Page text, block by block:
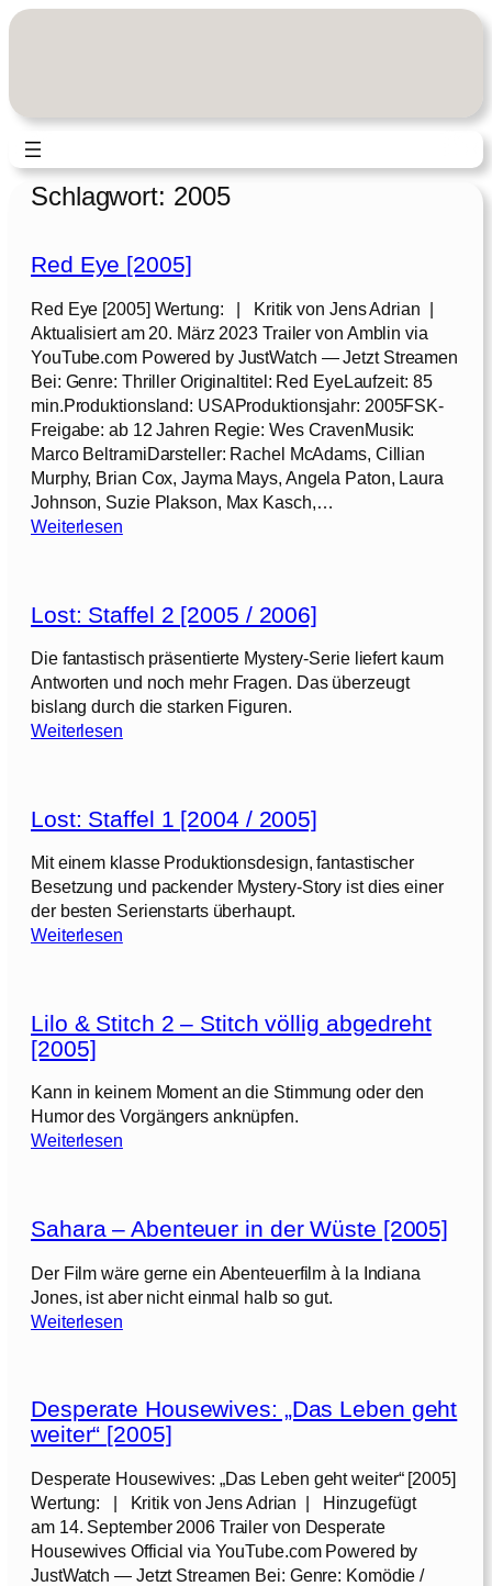
Zum
Schlagwort: 2005
Red Eye [2005]
Red Eye [2005] Wertung: | Kritik von Jens Adrian |
Aktualisiert am 20. März 2023 Trailer von Amblin via
YouTube.com Powered by JustWatch — Jetzt Streamen
Bei: Genre: Thriller Originaltitel: Red EyeLaufzeit: 85
min.Produktionsland: USAProduktionsjahr: 2005FSK-
Freigabe: ab 12 Jahren Regie: Wes CravenMusik:
Marco BeltramiDarsteller: Rachel McAdams, Cillian
Murphy, Brian Cox, Jayma Mays, Angela Paton, Laura
Johnson, Suzie Plakson, Max Kasch,…
Weiterlesen:
E
e
[
2
0
]
Lost: Staffel 2 [2005 / 2006]
Die fantastisch präsentierte Mystery-Serie liefert kaum
Antworten und noch mehr Fragen. Das überzeugt
bislang durch die starken Figuren.
Weiterlesen:
t
S
t
a
f
l
[
2
0
/
0
0
6
Lost: Staffel 1 [2004 / 2005]
Mit einem klasse Produktionsdesign, fantastischer
Besetzung und packender Mystery-Story ist dies einer
der besten Serienstarts überhaupt.
Weiterlesen:
t
t
a
f
1
[
2
/
0
5
]
Lilo & Stitch 2 – Stitch völlig abgedreht
[2005]
Kann in keinem Moment an die Stimmung oder den
Humor des Vorgängers anknüpfen.
Weiterlesen:
o
&
S
t
c
h
2
–
S
t
Sahara – Abenteuer in der Wüste [2005]
Der Film wäre gerne ein Abenteuerfilm à la Indiana
Jones, ist aber nicht einmal halb so gut.
Weiterlesen:
a
r
–
A
b
e
Desperate Housewives: „Das Leben geht
weiter“ [2005]
Desperate Housewives: „Das Leben geht weiter“ [2005]
Wertung: | Kritik von Jens Adrian | Hinzugefügt
am 14. September 2006 Trailer von Desperate
Housewives Official via YouTube.com Powered by
JustWatch — Jetzt Streamen Bei: Genre: Komödie /